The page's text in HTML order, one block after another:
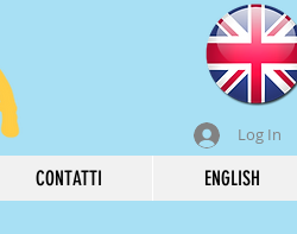
Log In
CONTATTI ENGLISH